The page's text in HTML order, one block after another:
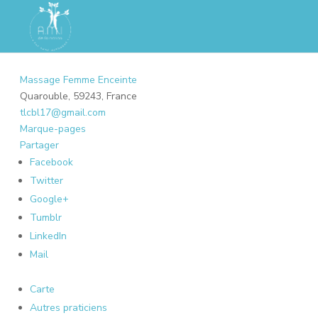
Massage Femme Enceinte
Quarouble, 59243, France
tlcbl17@gmail.com
Marque-pages
Partager
Facebook
Twitter
Google+
Tumblr
LinkedIn
Mail
Carte
Autres praticiens